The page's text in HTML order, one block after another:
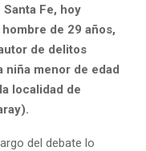
Fe, hoy
de 29 años,
de delitos
niña menor de edad
localidad de
del debate lo